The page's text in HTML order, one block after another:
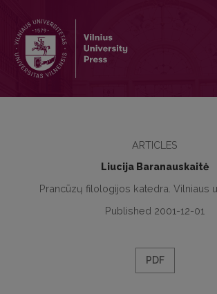
ARTICLES
Liucija Baranauskaitė
Prancūzų filologijos katedra. Vilniaus
Published 2001-12-01
PDF